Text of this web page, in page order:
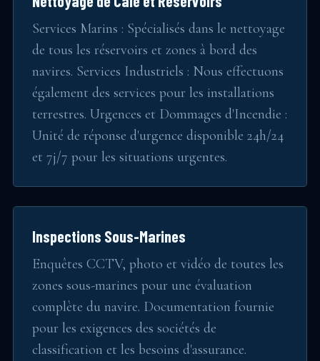
Services Marins : Spécialisés dans le nettoyage
de tous les réservoirs et zones à bord des
navires. Services Industriels : Nous effectuons
également des services pour les installations
terrestres. Urgences et Dommages d'Incendie :
Unité de réponse d'urgence disponible 24h/24
et 7j/7 pour les situations urgentes.
Inspections Sous-Marines
Enquêtes CCTV, photo et vidéo de toutes les
zones sous-marines pour une évaluation
complète du navire. Documentation fournie
pour les exigences des sociétés de
classification et les besoins d'assurance.